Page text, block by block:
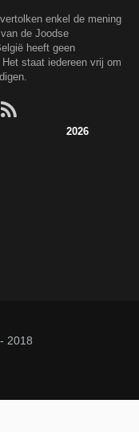
enkel de mening
de Joodse
heeft geen
staat iedereen vrij om
2026
2018